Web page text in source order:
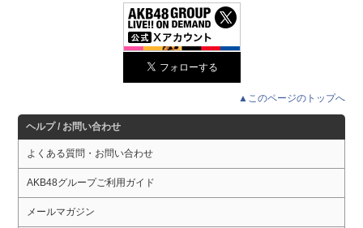
▲このページのトップへ
ヘルプ / お問い合わせ
よくある質問・お問い合わせ
AKB48グループご利用ガイド
メールマガジン